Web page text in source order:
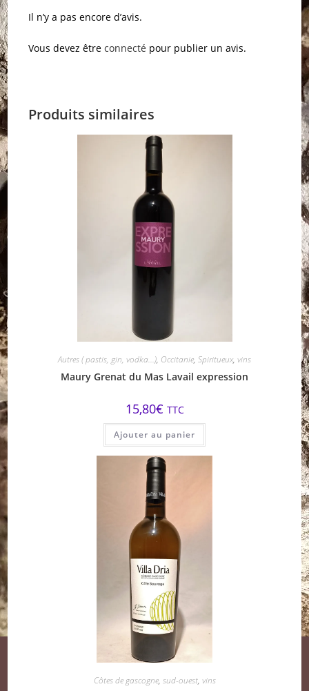
Il n’y a pas encore d’avis.
Vous devez êtreconnecté pour publier un avis.
Produits similaires
Autres ( pastis, gin, vodka...), Occitanie, Spiritueux, vins
Maury Grenat du Mas Lavail expression
15,80€ TTC
Ajouter au panier
Côtes de gascogne, sud-ouest, vins